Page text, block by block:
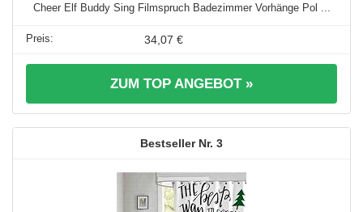
Cheer Elf Buddy Sing Filmspruch Badezimmer Vorhänge Pol ...
34,07 €
ZUM TOP ANGEBOT »
3